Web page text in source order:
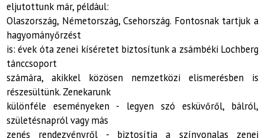
eljutottunk már, például:
Olaszország, Németország, Csehország. Fontosnak tartjuk a
hagyományőrzést
is: évek óta zenei kíséretet biztosítunk a zsámbéki Lochberg
tánccsoport
számára, akikkel közösen nemzetközi elismerésben is
részesültünk. Zenekarunk
különféle eseményeken - legyen szó esküvőről, bálról,
születésnapról vagy más
zenés rendezvényről - biztosítja a színvonalas zenei